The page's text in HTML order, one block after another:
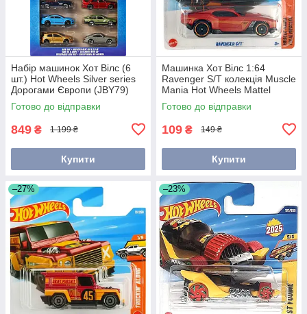
Набір машинок Хот Вілс (6
шт.) Hot Wheels Silver series
Дорогами Європи (JBY79)
Готово до відправки
849 ₴ 1 199 ₴
Купити
Машинка Хот Вілс 1:64
Ravenger S/T колекція Muscle
Mania Hot Wheels Mattel
JBC14
Готово до відправки
109 ₴ 149 ₴
Купити
–27% –23%